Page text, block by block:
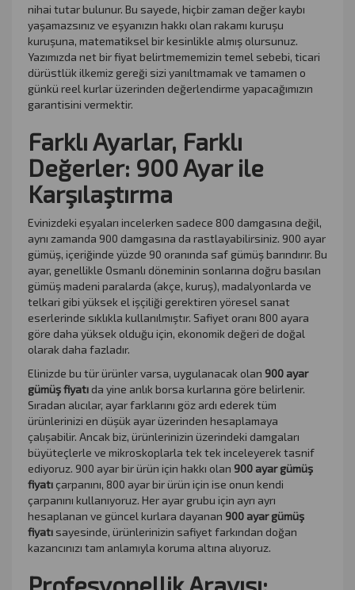
nihai tutar bulunur. Bu sayede, hiçbir zaman değer kaybı
yaşamazsınız ve eşyanızın hakkı olan rakamı kuruşu
kuruşuna, matematiksel bir kesinlikle almış olursunuz.
Yazımızda net bir fiyat belirtmememizin temel sebebi, ticari
dürüstlük ilkemiz gereği sizi yanıltmamak ve tamamen o
günkü reel kurlar üzerinden değerlendirme yapacağımızın
garantisini vermektir.
Farklı Ayarlar, Farklı
Değerler: 900 Ayar ile
Karşılaştırma
Evinizdeki eşyaları incelerken sadece 800 damgasına değil,
aynı zamanda 900 damgasına da rastlayabilirsiniz. 900 ayar
gümüş, içeriğinde yüzde 90 oranında saf gümüş barındırır. Bu
ayar, genellikle Osmanlı döneminin sonlarına doğru basılan
gümüş madeni paralarda (akçe, kuruş), madalyonlarda ve
telkari gibi yüksek el işçiliği gerektiren yöresel sanat
eserlerinde sıklıkla kullanılmıştır. Safiyet oranı 800 ayara
göre daha yüksek olduğu için, ekonomik değeri de doğal
olarak daha fazladır.
Elinizde bu tür ürünler varsa, uygulanacak olan 900 ayar
gümüş fiyatı da yine anlık borsa kurlarına göre belirlenir.
Sıradan alıcılar, ayar farklarını göz ardı ederek tüm
ürünlerinizi en düşük ayar üzerinden hesaplamaya
çalışabilir. Ancak biz, ürünlerinizin üzerindeki damgaları
büyüteçlerle ve mikroskoplarla tek tek inceleyerek tasnif
ediyoruz. 900 ayar bir ürün için hakkı olan 900 ayar gümüş
fiyatı çarpanını, 800 ayar bir ürün için ise onun kendi
çarpanını kullanıyoruz. Her ayar grubu için ayrı ayrı
hesaplanan ve güncel kurlara dayanan 900 ayar gümüş
fiyatı sayesinde, ürünlerinizin safiyet farkından doğan
kazancınızı tam anlamıyla koruma altına alıyoruz.